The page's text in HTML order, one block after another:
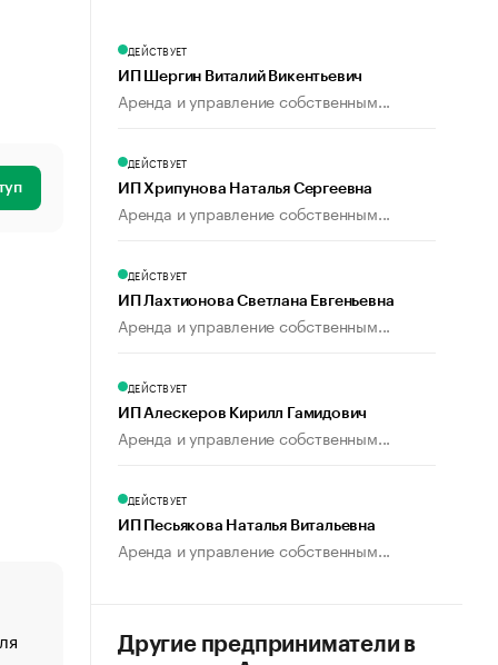
«От спорта тело стареет иначе». Как живет глава
ДЕЙСТВУЕТ
ИП Шергин Виталий Викентьевич
Аренда и управление собственным...
ДЕЙСТВУЕТ
ИП Хрипунова Наталья Сергеевна
Аренда и управление собственным...
ДЕЙСТВУЕТ
ИП Лахтионова Светлана Евгеньевна
Аренда и управление собственным...
ДЕЙСТВУЕТ
ИП Алескеров Кирилл Гамидович
Аренда и управление собственным...
ДЕЙСТВУЕТ
ИП Песьякова Наталья Витальевна
Аренда и управление собственным...
Другие предприниматели в